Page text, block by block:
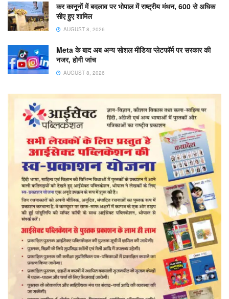
कर कानूनों में बदलाव पर भोपाल में राष्ट्रीय मंथन, 600 से अधिक
सीए हुए शामिल
AUGUST 8, 2026
Meta के बाद अब अन्य सोशल मीडिया प्लेटफॉर्म पर सरकार की
नजर, होगी जांच
AUGUST 8, 2026